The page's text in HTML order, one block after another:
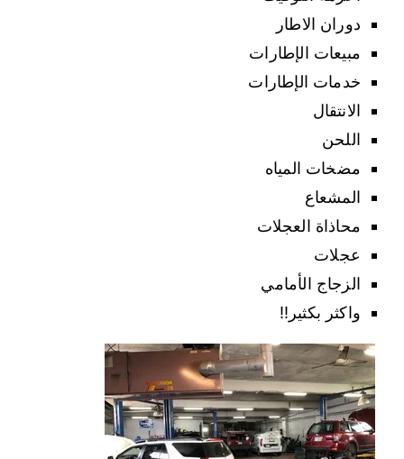
دوران الاطار
مبيعات الإطارات
خدمات الإطارات
الانتقال
اللحن
مضخات المياه
المشعاع
محاذاة العجلات
عجلات
الزجاج الأمامي
واكثر بكثير!!